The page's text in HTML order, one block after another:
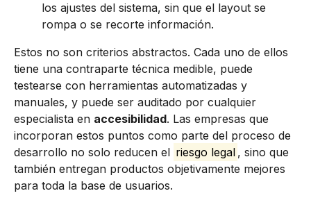
los ajustes del sistema, sin que el layout se
rompa o se recorte información.
Estos no son criterios abstractos. Cada uno de ellos
tiene una contraparte técnica medible, puede
testearse con herramientas automatizadas y
manuales, y puede ser auditado por cualquier
especialista en accesibilidad. Las empresas que
incorporan estos puntos como parte del proceso de
desarrollo no solo reducen el riesgo legal , sino que
también entregan productos objetivamente mejores
para toda la base de usuarios.